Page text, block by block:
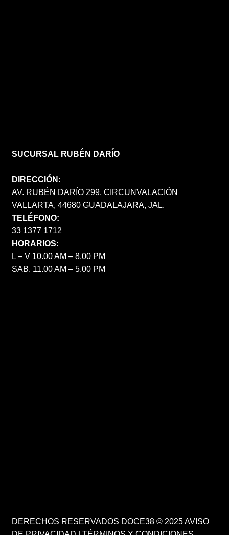
SUCURSAL RUBÉN DARÍO
DIRECCIÓN:
AV. RUBÉN DARÍO 299, CIRCUNVALACIÓN
VALLARTA, 44680 GUADALAJARA, JAL.
TELÉFONO:
33 1377 1712
HORARIOS:
L – V 10.00 AM – 8.00 PM
SAB. 11.00 AM – 5.00 PM
DERECHOS RESERVADOS DOCE38 © 2025AVISO